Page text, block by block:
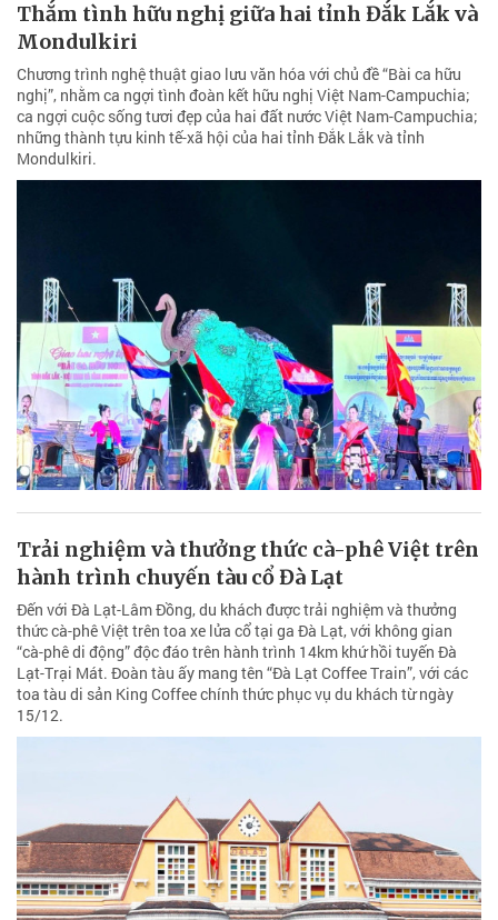
Thắm tình hữu nghị giữa hai tỉnh Đắk Lắk và
Mondulkiri
Chương trình nghệ thuật giao lưu văn hóa với chủ đề “Bài ca hữu
nghị”, nhằm ca ngợi tình đoàn kết hữu nghị Việt Nam-Campuchia;
ca ngợi cuộc sống tươi đẹp của hai đất nước Việt Nam-Campuchia;
những thành tựu kinh tế-xã hội của hai tỉnh Đắk Lắk và tỉnh
Mondulkiri.
Trải nghiệm và thưởng thức cà-phê Việt trên
hành trình chuyến tàu cổ Đà Lạt
Đến với Đà Lạt-Lâm Đồng, du khách được trải nghiệm và thưởng
thức cà-phê Việt trên toa xe lửa cổ tại ga Đà Lạt, với không gian
“cà-phê di động” độc đáo trên hành trình 14km khứ hồi tuyến Đà
Lạt-Trại Mát. Đoàn tàu ấy mang tên “Đà Lạt Coffee Train”, với các
toa tàu di sản King Coffee chính thức phục vụ du khách từ ngày
15/12.